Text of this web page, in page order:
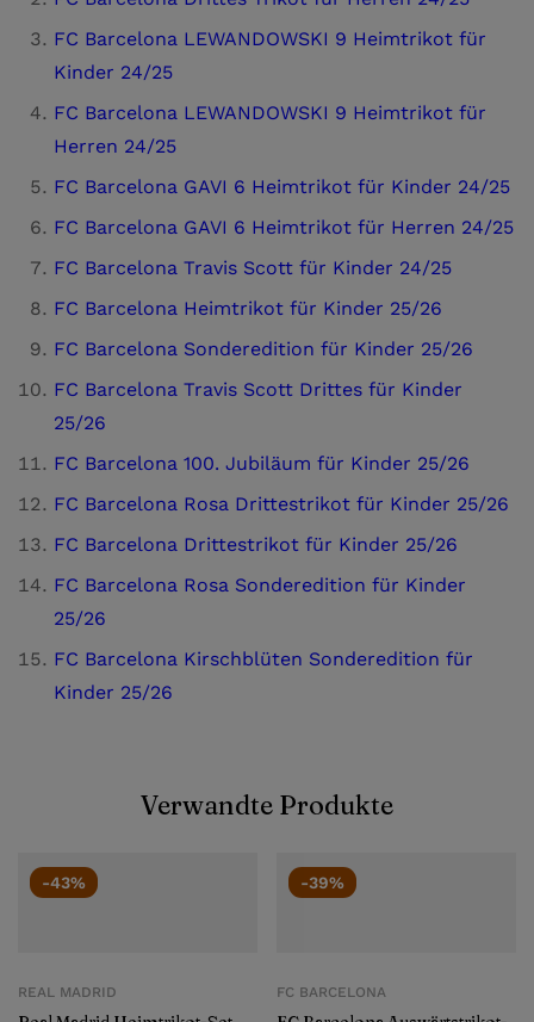
FC Barcelona LEWANDOWSKI 9 Heimtrikot für
Kinder 24/25
FC Barcelona LEWANDOWSKI 9 Heimtrikot für
Herren 24/25
FC Barcelona GAVI 6 Heimtrikot für Kinder 24/25
FC Barcelona GAVI 6 Heimtrikot für Herren 24/25
FC Barcelona Travis Scott für Kinder 24/25
FC Barcelona Heimtrikot für Kinder 25/26
FC Barcelona Sonderedition für Kinder 25/26
FC Barcelona Travis Scott Drittes für Kinder
25/26
FC Barcelona 100. Jubiläum für Kinder 25/26
FC Barcelona Rosa Drittestrikot für Kinder 25/26
FC Barcelona Drittestrikot für Kinder 25/26
FC Barcelona Rosa Sonderedition für Kinder
25/26
FC Barcelona Kirschblüten Sonderedition für
Kinder 25/26
Verwandte Produkte
-43%
REAL MADRID
-39%
FC BARCELONA